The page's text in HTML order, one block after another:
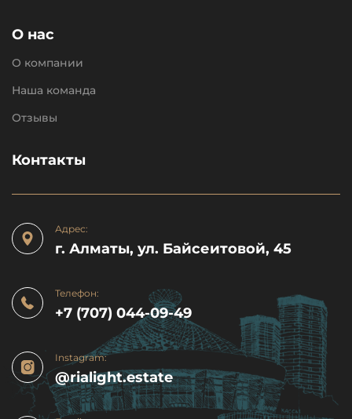
О нас
О компании
Наша команда
Отзывы
Контакты
Адрес:
г. Алматы, ул. Байсеитовой, 45
Телефон:
+7 (707) 044-09-49
Instagram:
@rialight.estate